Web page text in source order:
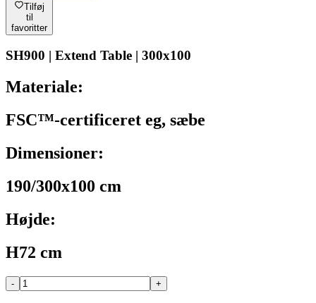
Tilføj
til
favoritter
SH900 | Extend Table | 300x100
Materiale:
FSC™-certificeret eg, sæbe
Dimensioner:
190/300x100 cm
Højde:
H72 cm
- +